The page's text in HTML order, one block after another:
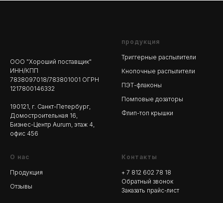
ООО "Хороший поставщик"
ИНН/КПП
7838097018/783801001 ОГРН
1217800146332
190121, г. Санкт-Петербург,
Домостроительная 16,
Бизнес-Центр Aurum, этаж 4,
офис 456
продукция
Триггерные распылители
Кнопочные распылители
ПЭТ-флаконы
Помповые дозаторы
Флип-топ крышки
О нас
Продукция
Отзывы
Контакты
+ 7 812 602 78 18
Обратный звонок
Заказать прайс-лист